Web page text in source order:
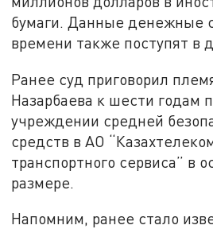
бумаги. Данные денежные
времени также поступят в
Ранее суд приговорил
Назарбаева к шести годам
учреждении средней
средств в AО
транспортного сервиса” в
размере.
Напомним, ранее стало